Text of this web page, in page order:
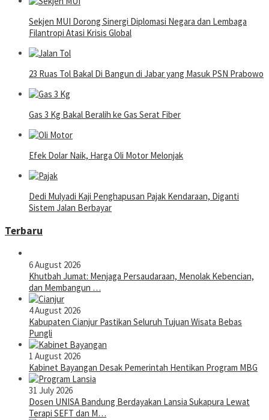
Sekjen MUI Dorong Sinergi Diplomasi Negara dan Lembaga
Filantropi Atasi Krisis Global
23 Ruas Tol Bakal Di Bangun di Jabar yang Masuk PSN Prabowo
Gas 3 Kg Bakal Beralih ke Gas Serat Fiber
Efek Dolar Naik, Harga Oli Motor Melonjak
Dedi Mulyadi Kaji Penghapusan Pajak Kendaraan, Diganti
Sistem Jalan Berbayar
Terbaru
6 August 2026
Khutbah Jumat: Menjaga Persaudaraan, Menolak Kebencian,
dan Membangun …
4 August 2026
Kabupaten Cianjur Pastikan Seluruh Tujuan Wisata Bebas
Pungli
1 August 2026
Kabinet Bayangan Desak Pemerintah Hentikan Program MBG
31 July 2026
Dosen UNISA Bandung Berdayakan Lansia Sukapura Lewat
Terapi SEFT dan M…